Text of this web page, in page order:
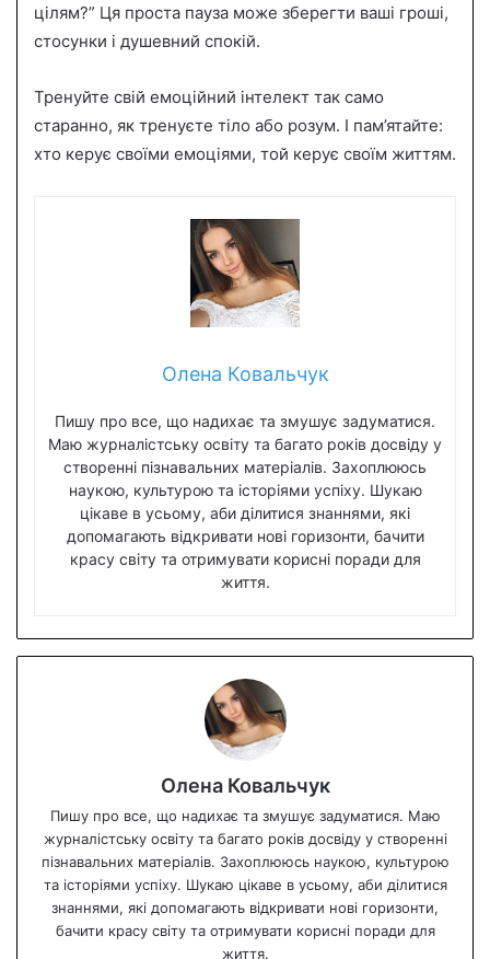
цілям?” Ця проста пауза може зберегти ваші гроші,
стосунки і душевний спокій.
Тренуйте свій емоційний інтелект так само
старанно, як тренуєте тіло або розум. І пам’ятайте:
хто керує своїми емоціями, той керує своїм життям.
Олена Ковальчук
Пишу про все, що надихає та змушує задуматися.
Маю журналістську освіту та багато років досвіду у
створенні пізнавальних матеріалів. Захоплююсь
наукою, культурою та історіями успіху. Шукаю
цікаве в усьому, аби ділитися знаннями, які
допомагають відкривати нові горизонти, бачити
красу світу та отримувати корисні поради для
життя.
Олена Ковальчук
Пишу про все, що надихає та змушує задуматися. Маю
журналістську освіту та багато років досвіду у створенні
пізнавальних матеріалів. Захоплююсь наукою, культурою
та історіями успіху. Шукаю цікаве в усьому, аби ділитися
знаннями, які допомагають відкривати нові горизонти,
бачити красу світу та отримувати корисні поради для
життя.